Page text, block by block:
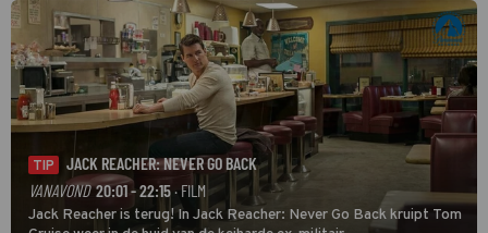
TIP
JACK REACHER: NEVER GO BACK
VANAVOND 20:01 - 22:15· FILM
Jack Reacher is terug! In Jack Reacher: Never Go Back kruipt Tom